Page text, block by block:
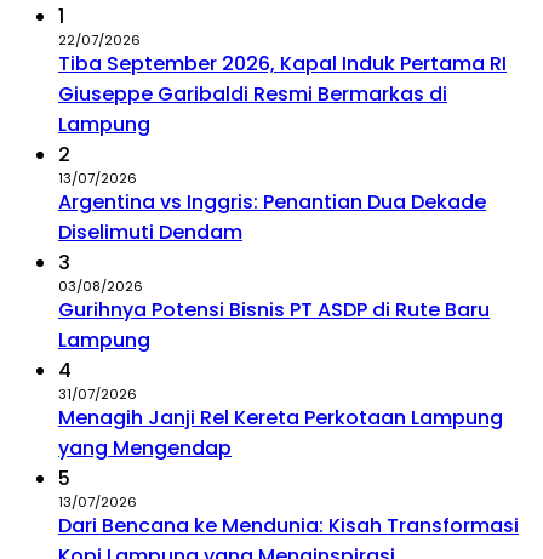
1
22/07/2026
Tiba September 2026, Kapal Induk Pertama RI
Giuseppe Garibaldi Resmi Bermarkas di
Lampung
2
13/07/2026
Argentina vs Inggris: Penantian Dua Dekade
Diselimuti Dendam
3
03/08/2026
Gurihnya Potensi Bisnis PT ASDP di Rute Baru
Lampung
4
31/07/2026
Menagih Janji Rel Kereta Perkotaan Lampung
yang Mengendap
5
13/07/2026
Dari Bencana ke Mendunia: Kisah Transformasi